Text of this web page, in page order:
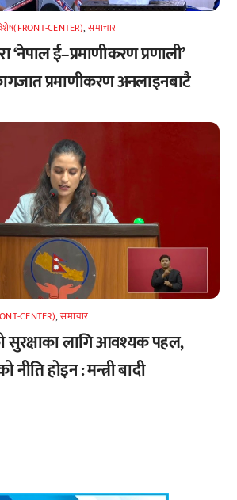
CENTER),समाचार
‘नेपाल ई–प्रमाणीकरण प्रणाली’
प्रमाणीकरण अनलाइनबाटै
CENTER),समाचार
सुरक्षाका लागि आवश्यक पहल,
नीति होइन : मन्त्री बादी